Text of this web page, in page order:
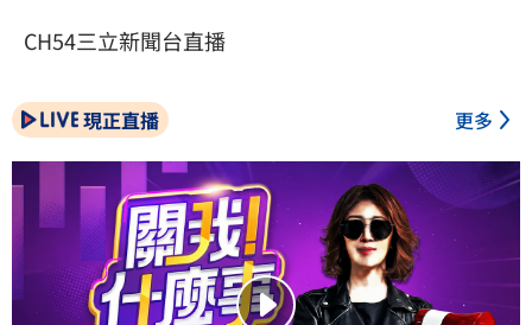
CH54三立新聞台直播
現正直播 更多